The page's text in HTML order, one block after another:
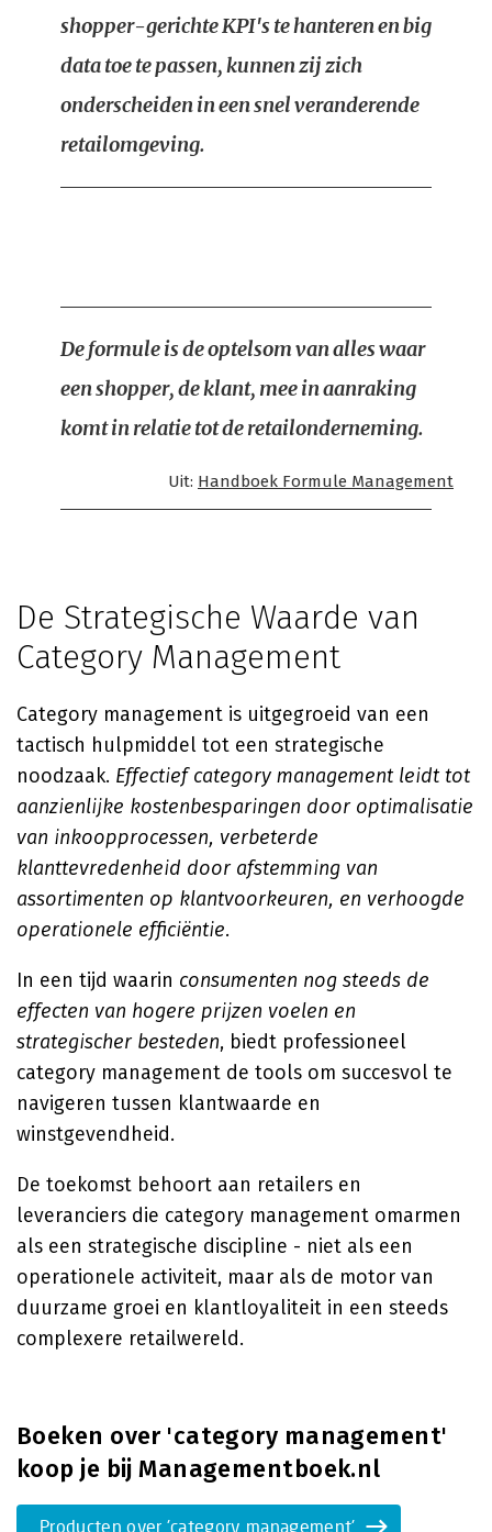
shopper-gerichte KPI's te hanteren en big
data toe te passen, kunnen zij zich
onderscheiden in een snel veranderende
retailomgeving.
De formule is de optelsom van alles waar
een shopper, de klant, mee in aanraking
komt in relatie tot de retailonderneming.
Uit: Handboek Formule Management
De Strategische Waarde van
Category Management
Category management is uitgegroeid van een
tactisch hulpmiddel tot een strategische
noodzaak. Effectief category management leidt tot
aanzienlijke kostenbesparingen door optimalisatie
van inkoopprocessen, verbeterde
klanttevredenheid door afstemming van
assortimenten op klantvoorkeuren, en verhoogde
operationele efficiëntie.
In een tijd waarin consumenten nog steeds de
effecten van hogere prijzen voelen en
strategischer besteden, biedt professioneel
category management de tools om succesvol te
navigeren tussen klantwaarde en
winstgevendheid.
De toekomst behoort aan retailers en
leveranciers die category management omarmen
als een strategische discipline - niet als een
operationele activiteit, maar als de motor van
duurzame groei en klantloyaliteit in een steeds
complexere retailwereld.
Boeken over 'category management'
koop je bij Managementboek.nl
Producten over 'category management'